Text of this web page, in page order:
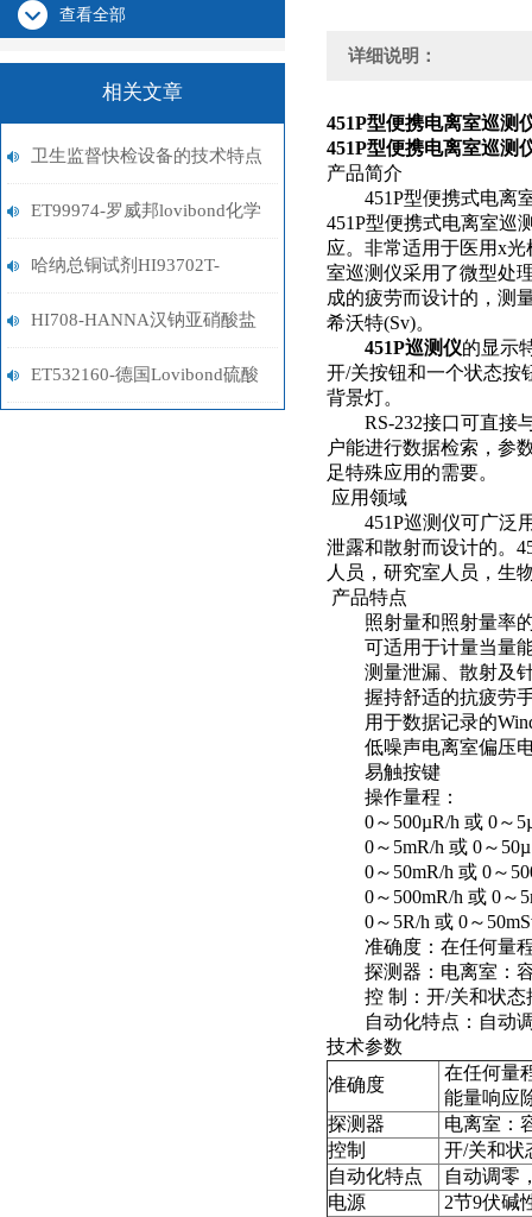
查看全部
相关文章
卫生监督快检设备的技术特点
与操作指南分析
ET99974-罗威邦lovibond化学
需氧量试剂
哈纳总铜试剂HI93702T-
01（0-5ppm）
HI708-HANNA汉钠亚硝酸盐
蛋机
ET532160-德国Lovibond硫酸
详细说明：
451P型便携电离室巡测
451P型便携电离室巡测
产品简介
451P型便携式电离室
451P型便携式电离室巡
应。非常适用于医用x
室巡测仪采用了微型处
成的疲劳而设计的，测
希沃特(Sv)。
451P巡测仪的显示
开/关按钮和一个状态按
背景灯。
RS-232接口可直接与
户能进行数据检索，参
足特殊应用的需要。
应用领域
451P巡测仪可广泛用
泄露和散射而设计的。
人员，研究室人员，生
产品特点
照射量和照射量率的
可适用于计量当量能
测量泄漏、散射及针
握持舒适的抗疲劳手
用于数据记录的
低噪声电离室偏压电
易触按键
操作量程：
0～500µR/h 或 0～
0～5mR/h 或 0～
0～50mR/h 或 0～
0～500mR/h 或 0～
0～5R/h 或 0～
准确度：在任何量程
探测器：电离室：容
控 制：开/关和状态
自动化特点：自动调
技术参数
准确度
在任何量
能量响应
探测器
电离室：
控制
开/关和状
自动化特点
自动调零
电源
2节9伏碱